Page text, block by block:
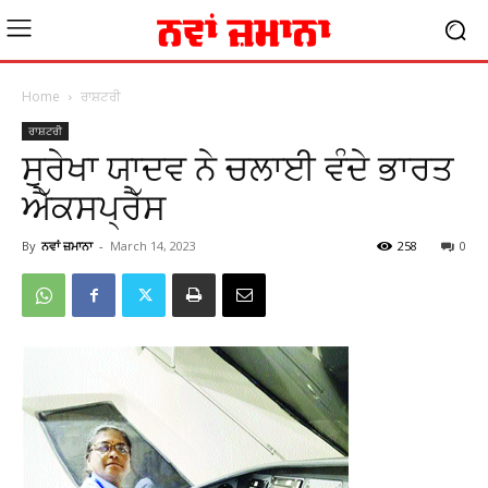
Home ਰਾਸ਼ਟਰੀ
ਰਾਸ਼ਟਰੀ
ਸੁਰੇਖਾ ਯਾਦਵ ਨੇ ਚਲਾਈ ਵੰਦੇ ਭਾਰਤ
ਐੱਕਸਪ੍ਰੈੱਸ
By ਨਵਾਂ ਜ਼ਮਾਨਾ - March 14, 2023 0
258